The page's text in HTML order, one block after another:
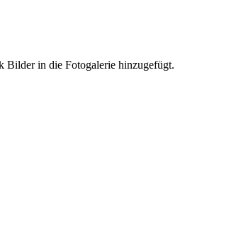
Bilder in die Fotogalerie hinzugefügt.